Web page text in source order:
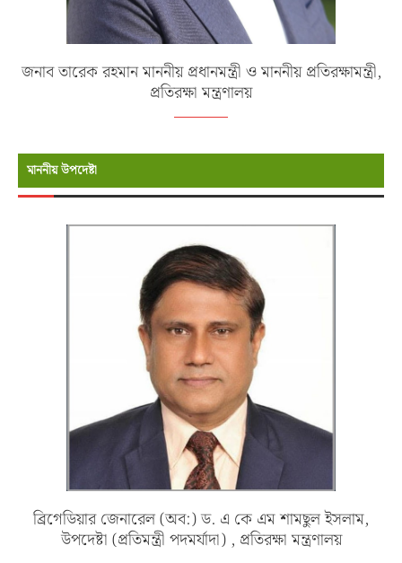
জনাব তারেক রহমান মাননীয় প্রধানমন্ত্রী ও মাননীয় প্রতিরক্ষামন্ত্রী,
প্রতিরক্ষা মন্ত্রণালয়
মাননীয় উপদেষ্টা
ব্রিগেডিয়ার জেনারেল (অব:) ড. এ কে এম শামছুল ইসলাম,
উপদেষ্টা (প্রতিমন্ত্রী পদমর্যাদা) , প্রতিরক্ষা মন্ত্রণালয়